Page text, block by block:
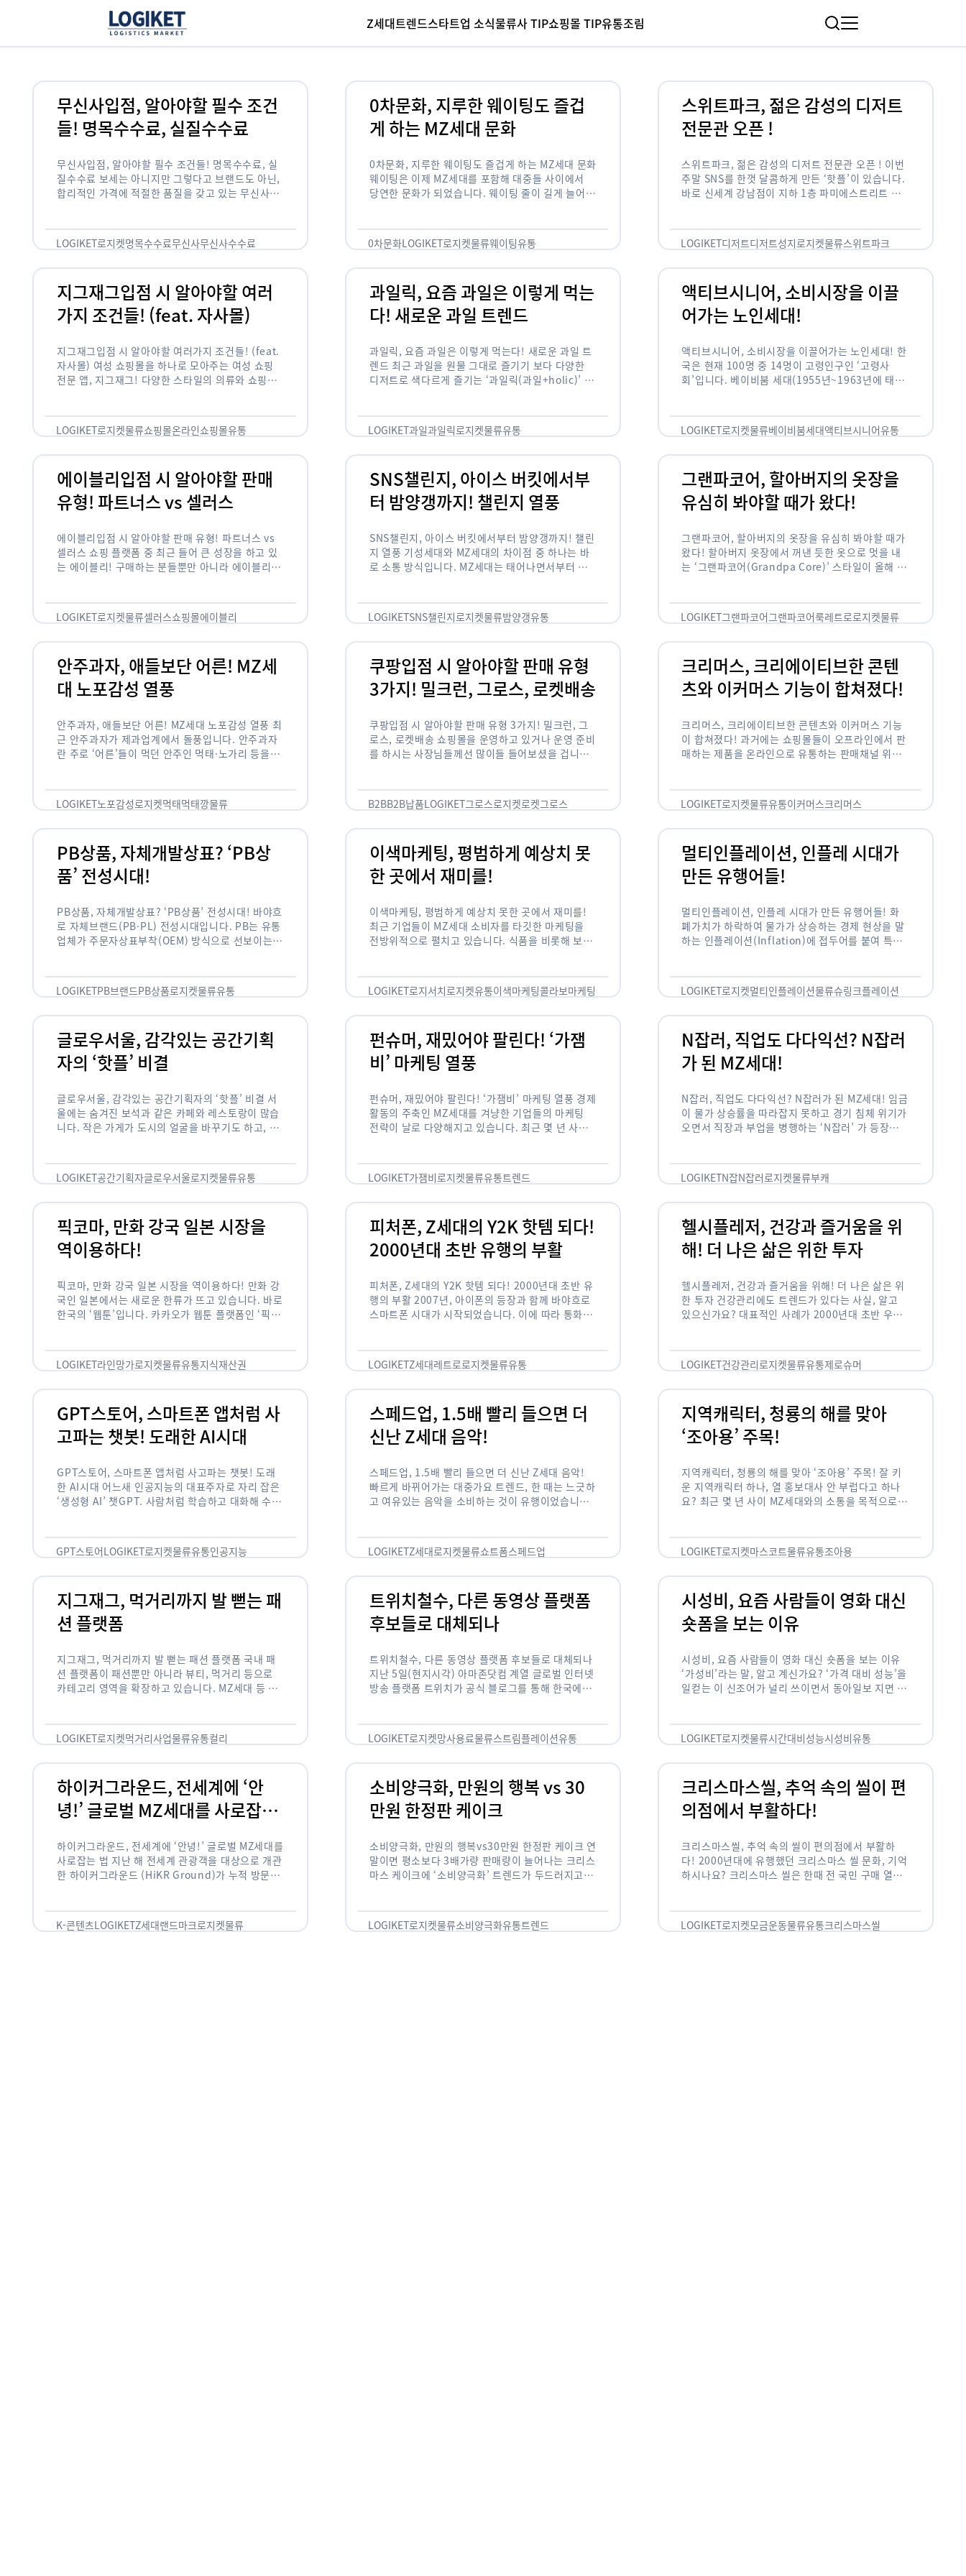
Z세대트렌드스타트업 소식물류사 TIP쇼핑몰 TIP유통조림
무신사입점, 알아야할 필수 조건
들! 명목수수료, 실질수수료
무신사입점, 알아야할 필수 조건들! 명목수수료, 실
질수수료 보세는 아니지만 그렇다고 브랜드도 아닌,
합리적인 가격에 적절한 품질을 갖고 있는 무신사!
LOGIKET로지켓명목수수료무신사무신사수수료
0차문화, 지루한 웨이팅도 즐겁
게 하는 MZ세대 문화
0차문화, 지루한 웨이팅도 즐겁게 하는 MZ세대 문화
웨이팅은 이제 MZ세대를 포함해 대중들 사이에서
당연한 문화가 되었습니다. 웨이팅 줄이 길게 늘어서
0차문화LOGIKET로지켓물류웨이팅유통
스위트파크, 젊은 감성의 디저트
전문관 오픈 !
스위트파크, 젊은 감성의 디저트 전문관 오픈 ! 이번
주말 SNS를 한껏 달콤하게 만든 ‘핫플’이 있습니다.
바로 신세계 강남점이 지하 1층 파미에스트리트 분
LOGIKET디저트디저트성지로지켓물류스위트파크
지그재그입점 시 알아야할 여러
가지 조건들! (feat. 자사몰)
지그재그입점 시 알아야할 여러가지 조건들! (feat.
자사몰) 여성 쇼핑몰을 하나로 모아주는 여성 쇼핑
전문 앱, 지그재그! 다양한 스타일의 의류와 쇼핑몰
LOGIKET로지켓물류쇼핑몰온라인쇼핑몰유통
과일릭, 요즘 과일은 이렇게 먹는
다! 새로운 과일 트렌드
과일릭, 요즘 과일은 이렇게 먹는다! 새로운 과일 트
렌드 최근 과일을 원물 그대로 즐기기 보다 다양한
디저트로 색다르게 즐기는 ‘과일릭(과일+holic)’ 트
…
LOGIKET과일과일릭로지켓물류유통
액티브시니어, 소비시장을 이끌
어가는 노인세대!
액티브시니어, 소비시장을 이끌어가는 노인세대! 한
국은 현재 100명 중 14명이 고령인구인 ‘고령사
회’입니다. 베이비붐 세대(1955년~1963년에 태어
오고 있습니다. 하지만 사회가 늙어가는 …
LOGIKET로지켓물류베이비붐세대액티브시니어유통
에이블리입점 시 알아야할 판매
유형! 파트너스 vs 셀러스
에이블리입점 시 알아야할 판매 유형! 파트너스 vs
셀러스 쇼핑 플랫폼 중 최근 들어 큰 성장을 하고 있
는 에이블리! 구매하는 분들뿐만 아니라 에이블리에
LOGIKET로지켓물류셀러스쇼핑몰에이블리
SNS챌린지, 아이스 버킷에서부
터 밤양갱까지! 챌린지 열풍
SNS챌린지, 아이스 버킷에서부터 밤양갱까지! 챌린
지 열풍 기성세대와 MZ세대의 차이점 중 하나는 바
로 소통 방식입니다. MZ세대는 태어나면서부터 디
도 능숙한 …
LOGIKETSNS챌린지로지켓물류밤양갱유통
그랜파코어, 할아버지의 옷장을
유심히 봐야할 때가 왔다!
그랜파코어, 할아버지의 옷장을 유심히 봐야할 때가
왔다! 할아버지 옷장에서 꺼낸 듯한 옷으로 멋을 내
는 ‘그랜파코어(Grandpa Core)’ 스타일이 올해 패
을 …
LOGIKET그랜파코어그랜파코어룩레트로로지켓물류
안주과자, 애들보단 어른! MZ세
대 노포감성 열풍
안주과자, 애들보단 어른! MZ세대 노포감성 열풍 최
근 안주과자가 제과업계에서 돌풍입니다. 안주과자
란 주로 ‘어른’들이 먹던 안주인 먹태·노가리 등을
LOGIKET노포감성로지켓먹태먹태깡물류
쿠팡입점 시 알아야할 판매 유형
3가지! 밀크런, 그로스, 로켓배송
쿠팡입점 시 알아야할 판매 유형 3가지! 밀크런, 그
로스, 로켓배송 쇼핑몰을 운영하고 있거나 운영 준비
를 하시는 사장님들께선 많이들 들어보셨을 겁니다.
B2BB2B납품LOGIKET그로스로지켓로켓그로스
크리머스, 크리에이티브한 콘텐
츠와 이커머스 기능이 합쳐졌다!
크리머스, 크리에이티브한 콘텐츠와 이커머스 기능
이 합쳐졌다! 과거에는 쇼핑몰들이 오프라인에서 판
매하는 제품을 온라인으로 유통하는 판매채널 위주
는 콘텐츠 기반의 …
LOGIKET로지켓물류유통이커머스크리머스
PB상품, 자체개발상표? ‘PB상
품’ 전성시대!
PB상품, 자체개발상표? ‘PB상품’ 전성시대! 바야흐
로 자체브랜드(PB·PL) 전성시대입니다. PB는 유통
업체가 주문자상표부착(OEM) 방식으로 선보이는
물가 시대와 맞물려 …
LOGIKETPB브랜드PB상품로지켓물류유통
이색마케팅, 평범하게 예상치 못
한 곳에서 재미를!
이색마케팅, 평범하게 예상치 못한 곳에서 재미를!
최근 기업들이 MZ세대 소비자를 타깃한 마케팅을
전방위적으로 펼치고 있습니다. 식품을 비롯해 보수
…
LOGIKET로지서치로지켓유통이색마케팅콜라보마케팅
멀티인플레이션, 인플레 시대가
만든 유행어들!
멀티인플레이션, 인플레 시대가 만든 유행어들! 화
폐가치가 하락하여 물가가 상승하는 경제 현상을 말
하는 인플레이션(Inflation)에 접두어를 붙여 특정
링크플레이션, 그리드플레이션 등등. …
LOGIKET로지켓멀티인플레이션물류슈링크플레이션
글로우서울, 감각있는 공간기획
자의 ‘핫플’ 비결
글로우서울, 감각있는 공간기획자의 ‘핫플’ 비결 서
울에는 숨겨진 보석과 같은 카페와 레스토랑이 많습
니다. 작은 가게가 도시의 얼굴을 바꾸기도 하고, 쇠
LOGIKET공간기획자글로우서울로지켓물류유통
펀슈머, 재밌어야 팔린다! ‘가잼
비’ 마케팅 열풍
펀슈머, 재밌어야 팔린다! ‘가잼비’ 마케팅 열풍 경제
활동의 주축인 MZ세대를 겨냥한 기업들의 마케팅
전략이 날로 다양해지고 있습니다. 최근 몇 년 사이
LOGIKET가잼비로지켓물류유통트렌드
N잡러, 직업도 다다익선? N잡러
가 된 MZ세대!
N잡러, 직업도 다다익선? N잡러가 된 MZ세대! 임금
이 물가 상승률을 따라잡지 못하고 경기 침체 위기가
오면서 직장과 부업을 병행하는 ‘N잡러’ 가 등장했습
LOGIKETN잡N잡러로지켓물류부캐
픽코마, 만화 강국 일본 시장을
역이용하다!
픽코마, 만화 강국 일본 시장을 역이용하다! 만화 강
국인 일본에서는 새로운 한류가 뜨고 있습니다. 바로
한국의 ‘웹툰’입니다. 카카오가 웹툰 플랫폼인 ‘픽코
LOGIKET라인망가로지켓물류유통지식재산권
피처폰, Z세대의 Y2K 핫템 되다!
2000년대 초반 유행의 부활
피처폰, Z세대의 Y2K 핫템 되다! 2000년대 초반 유
행의 부활 2007년, 아이폰의 등장과 함께 바야흐로
스마트폰 시대가 시작되었습니다. 이에 따라 통화와
LOGIKETZ세대레트로로지켓물류유통
헬시플레저, 건강과 즐거움을 위
해! 더 나은 삶은 위한 투자
헬시플레저, 건강과 즐거움을 위해! 더 나은 삶은 위
한 투자 건강관리에도 트렌드가 있다는 사실, 알고
있으신가요? 대표적인 사례가 2000년대 초반 우리
LOGIKET건강관리로지켓물류유통제로슈머
GPT스토어, 스마트폰 앱처럼 사
고파는 챗봇! 도래한 AI시대
GPT스토어, 스마트폰 앱처럼 사고파는 챗봇! 도래
한 AI시대 어느새 인공지능의 대표주자로 자리 잡은
‘생성형 AI’ 챗GPT. 사람처럼 학습하고 대화해 수많
GPT스토어LOGIKET로지켓물류유통인공지능
스페드업, 1.5배 빨리 들으면 더
신난 Z세대 음악!
스페드업, 1.5배 빨리 들으면 더 신난 Z세대 음악!
빠르게 바뀌어가는 대중가요 트렌드, 한 때는 느긋하
고 여유있는 음악을 소비하는 것이 유행이었습니다.
LOGIKETZ세대로지켓물류쇼트폼스페드업
지역캐릭터, 청룡의 해를 맞아
‘조아용’ 주목!
지역캐릭터, 청룡의 해를 맞아 ‘조아용’ 주목! 잘 키
운 지역캐릭터 하나, 열 홍보대사 안 부럽다고 하나
요? 최근 몇 년 사이 MZ세대와의 소통을 목적으로,
LOGIKET로지켓마스코트물류유통조아용
지그재그, 먹거리까지 발 뻗는 패
션 플랫폼
지그재그, 먹거리까지 발 뻗는 패션 플랫폼 국내 패
션 플랫폼이 패션뿐만 아니라 뷰티, 먹거리 등으로
카테고리 영역을 확장하고 있습니다. MZ세대 등 주
LOGIKET로지켓먹거리사업물류유통컬리
트위치철수, 다른 동영상 플랫폼
후보들로 대체되나
트위치철수, 다른 동영상 플랫폼 후보들로 대체되나
지난 5일(현지시각) 아마존닷컴 계열 글로벌 인터넷
방송 플랫폼 트위치가 공식 블로그를 통해 한국에서
LOGIKET로지켓망사용료물류스트림플레이션유통
시성비, 요즘 사람들이 영화 대신
숏폼을 보는 이유
시성비, 요즘 사람들이 영화 대신 숏폼을 보는 이유
‘가성비’라는 말, 알고 계신가요? ‘가격 대비 성능’을
일컫는 이 신조어가 널리 쓰이면서 동아일보 지면 기
LOGIKET로지켓물류시간대비성능시성비유통
하이커그라운드, 전세계에 ‘안
녕!’ 글로벌 MZ세대를 사로잡는
하이커그라운드, 전세계에 ‘안녕!’ 글로벌 MZ세대를
사로잡는 법 지난 해 전세계 관광객을 대상으로 개관
한 하이커그라운드 (HiKR Ground)가 누적 방문객
방문객이 100만명을 …
K-콘텐츠LOGIKETZ세대랜드마크로지켓물류
소비양극화, 만원의 행복 vs 30
만원 한정판 케이크
소비양극화, 만원의 행복vs30만원 한정판 케이크 연
말이면 평소보다 3배가량 판매량이 늘어나는 크리스
마스 케이크에 ‘소비양극화’ 트렌드가 두드러지고 있
배가 비싼 …
LOGIKET로지켓물류소비양극화유통트렌드
크리스마스씰, 추억 속의 씰이 편
의점에서 부활하다!
크리스마스씰, 추억 속의 씰이 편의점에서 부활하
다! 2000년대에 유행했던 크리스마스 씰 문화, 기억
하시나요? 크리스마스 씰은 한때 전 국민 구매 열풍
LOGIKET로지켓모금운동물류유통크리스마스씰